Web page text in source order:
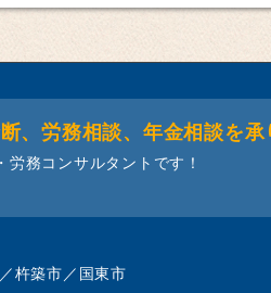
、労務相談、年金相談を承
務コンサルタントです！
杵築市／国東市